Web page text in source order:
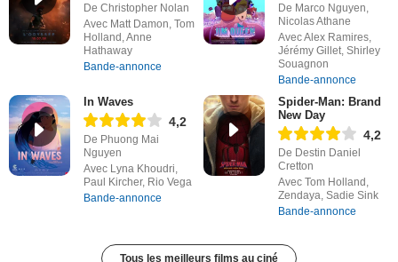
De Christopher Nolan
Avec Matt Damon, Tom
Holland, Anne
Hathaway
Bande-annonce
De Marco Nguyen,
Nicolas Athane
Avec Alex Ramires,
Jérémy Gillet, Shirley
Souagnon
Bande-annonce
In Waves
4,2
De Phuong Mai
Nguyen
Avec Lyna Khoudri,
Paul Kircher, Rio Vega
Bande-annonce
Spider-Man: Brand
New Day
4,2
De Destin Daniel
Cretton
Avec Tom Holland,
Zendaya, Sadie Sink
Bande-annonce
Tous les meilleurs films au ciné